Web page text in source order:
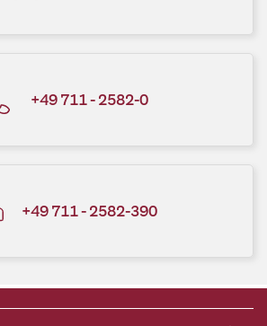
+49 711 - 2582-0
+49 711 - 2582-390